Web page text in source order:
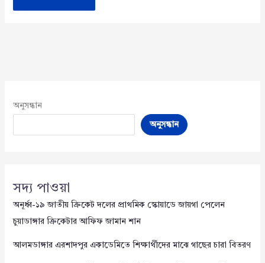
অনুসন্ধান
অনুসন্ধান
সদ্য পাওয়া
অনূর্ধ্ব-১৯ জাতীয় ক্রিকেট দলের প্রাথমিক স্কোয়াডে জায়গা পেলেন
চুয়াডাঙ্গার ক্রিকেটার আফিফ জামান শান
আলমডাঙ্গার এরশাদপুর একাডেমিতে শিক্ষার্থীদের মাঝে গাছের চারা বিতরণ